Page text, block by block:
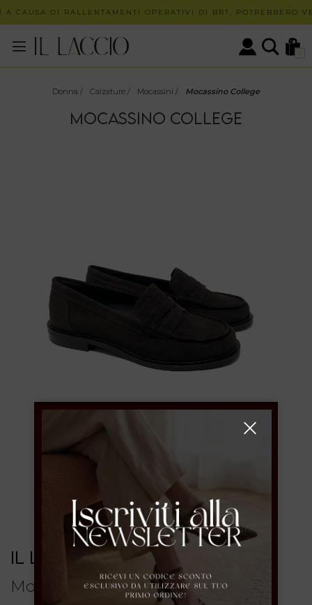
CAUSA DI RALLENTAMENTI OPERATIVI DI BRT, POTREBBERO
0
Donna / Calzature / Mocassini / Mocassino College
MOCASSINO COLLEGE
IL LACCIO
Mocassino college